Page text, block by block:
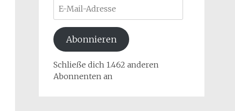
Mail-
Adresse
Abonnieren
Schließe dich 1.462 anderen
Abonnenten an